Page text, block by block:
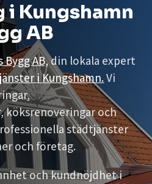
Kungshamn
AB
Bygg AB,din lokala expert
i Kungshamn.Vi
köksrenoveringar och
städtjänster
och företag.
och kundnöjdhet i